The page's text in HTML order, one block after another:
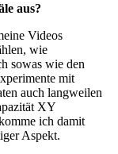
aus?
Videos
wie
sowas wie den
mit
auch langweilen
XY
ich damit
Aspekt.